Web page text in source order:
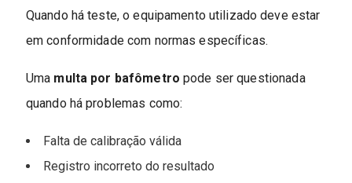
Quando há teste, o equipamento utilizado deve estar
em conformidade com normas específicas.
Uma multa por bafômetro pode ser questionada
quando há problemas como:
Falta de calibração válida
Registro incorreto do resultado